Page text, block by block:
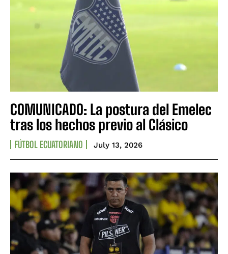
COMUNICADO: La postura del Emelec
tras los hechos previo al Clásico
FÚTBOL ECUATORIANO July 13, 2026